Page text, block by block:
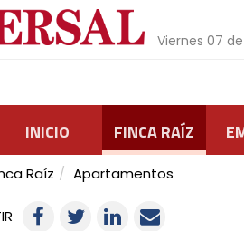
Viernes 07
INICIO FINCA RAÍZ
Raíz Apartamentos